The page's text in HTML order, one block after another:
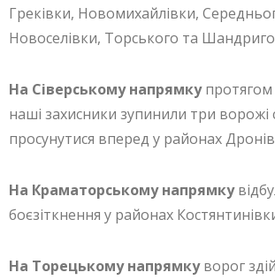
Греківки, Новомихайлівки,
Новоселівки, Торського та
На Сіверському напрямкупротягом
наші захисники зупинили три ворожі
просунутися вперед у районах
На Краматорському напрямку
боєзіткнення у районах
На Торецькому напрямкуворог